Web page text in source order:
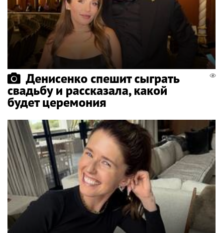
Денисенко спешит сыграть
свадьбу и рассказала, какой
будет церемония